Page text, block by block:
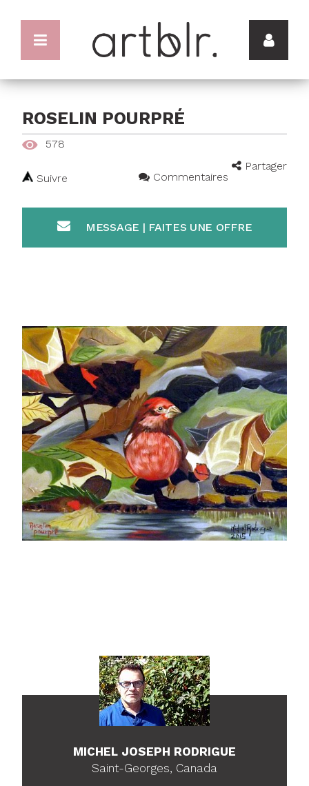
ROSELIN POURPRÉ
578
Partager
Suivre
Commentaires
MESSAGE | FAITES UNE OFFRE
MICHEL JOSEPH RODRIGUE
Saint-Georges, Canada